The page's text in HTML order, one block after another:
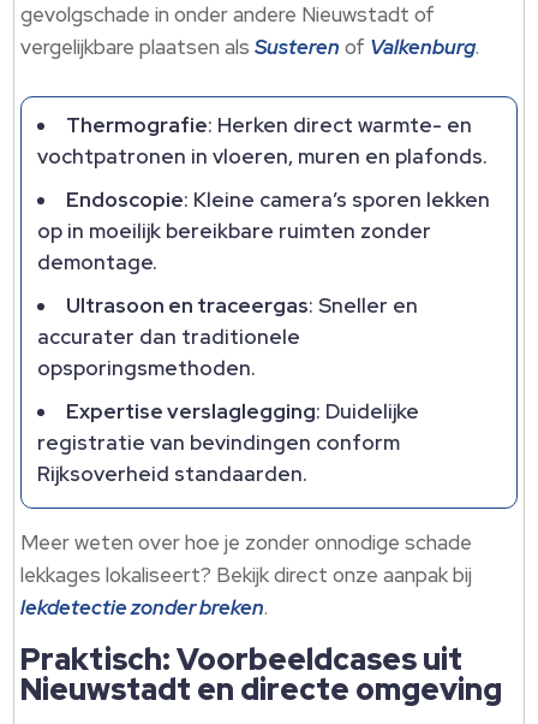
gevolgschade in onder andere Nieuwstadt of
vergelijkbare plaatsen alsSusteren of Valkenburg.
Thermografie: Herken direct warmte- en
vochtpatronen in vloeren, muren en plafonds.
Endoscopie: Kleine camera’s sporen lekken
op in moeilijk bereikbare ruimten zonder
demontage.
Ultrasoon en traceergas: Sneller en
accurater dan traditionele
opsporingsmethoden.
Expertise verslaglegging: Duidelijke
registratie van bevindingen conform
Rijksoverheid standaarden.
Meer weten over hoe je zonder onnodige schade
lekkages lokaliseert? Bekijk direct onze aanpak bij
lekdetectie zonder breken.
Praktisch: Voorbeeldcases uit
Nieuwstadt en directe omgeving